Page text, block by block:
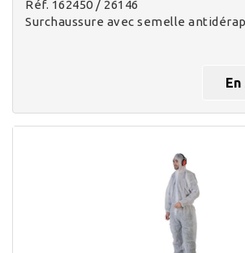
Réf. 162450 / 26146
Surchaussure avec semelle